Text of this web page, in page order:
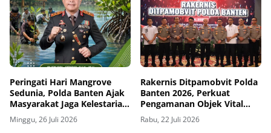
Peringati Hari Mangrove
Sedunia, Polda Banten Ajak
Masyarakat Jaga Kelestarian
Pesisir
Minggu, 26 Juli 2026
Rakernis Ditpamobvit Polda
Banten 2026, Perkuat
Pengamanan Objek Vital
Guna Mendukung Asta Cita
Rabu, 22 Juli 2026